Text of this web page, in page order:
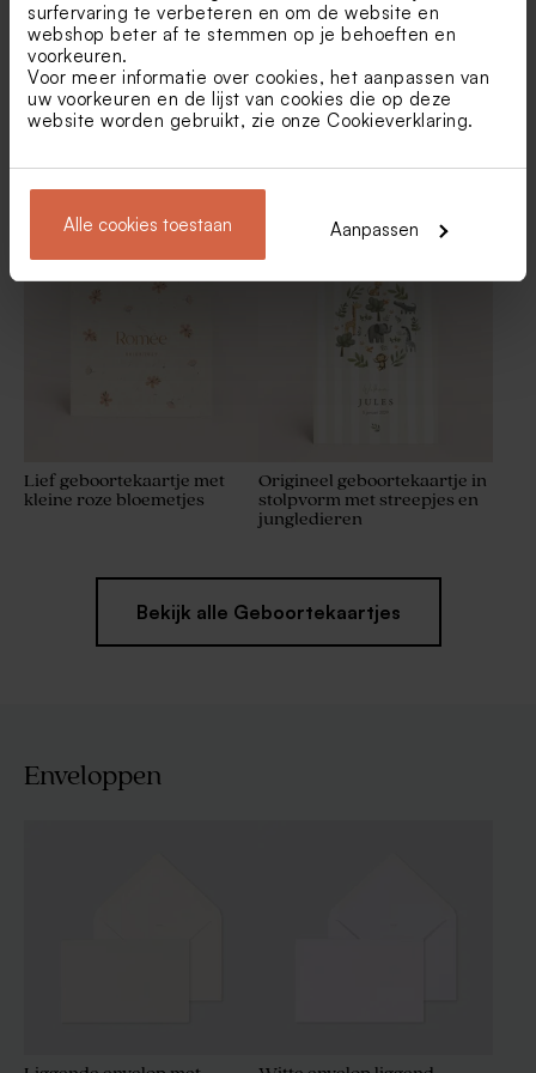
surfervaring te verbeteren en om de website en
webshop beter af te stemmen op je behoeften en
voorkeuren.
Voor meer informatie over cookies, het aanpassen van
uw voorkeuren en de lijst van cookies die op deze
website worden gebruikt, zie onze Cookieverklaring.
Alle cookies toestaan Aanpassen
gelaserd
bordeaux 1kg (± 240 stuks)
Vierkant geboortekaartje
met eendje, vlinder en
Dromerig geboortekaartje
met luchtballon en goudfolie
Lief geboortekaartje met
kleine roze bloemetjes
Origineel geboortekaartje in
stolpvorm met streepjes en
jungledieren
Bekijk alle Geboortekaartjes
Enveloppen